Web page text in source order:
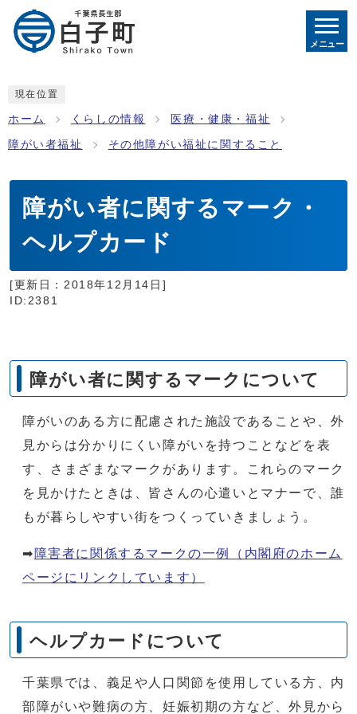
メニュー
現在位置
ホーム くらしの情報 医療・健康・福祉
障がい者福祉 その他障がい福祉に関すること
障がい者に関するマーク・
ヘルプカード
[更新日： 2018年12月14日 ]
ID:2381
障がい者に関するマークについて
障がいのある方に配慮された施設であることや、外
見からは分かりにくい障がいを持つことなどを表
す、さまざまなマークがあります。これらのマーク
を見かけたときは、皆さんの心遣いとマナーで、誰
もが暮らしやすい街をつくっていきましょう。
➡障害者に関係するマークの一例（内閣府のホーム
ページにリンクしています）
ヘルプカードについて
千葉県では、義足や人口関節を使用している方、内
部障がいや難病の方、妊娠初期の方など、外見から